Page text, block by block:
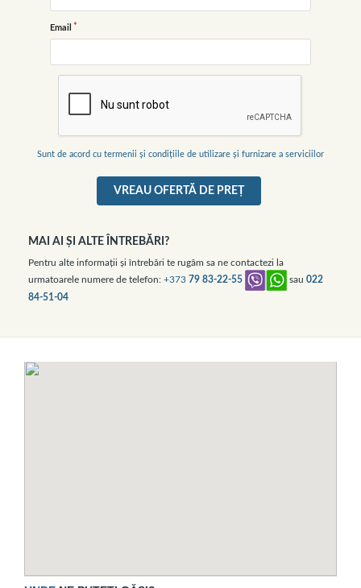
Email
Sunt de acord cu termenii și condițiile de utilizare și furnizare a serviciilor
VREAU OFERTĂ DE PREŢ
MAI AI ŞI ALTE ÎNTREBĂRI?
Pentru alte informaţii şi întrebări te rugăm sa ne contactezi la
urmatoarele numere de telefon: +373 79 83-22-55 sau 022
84-51-04